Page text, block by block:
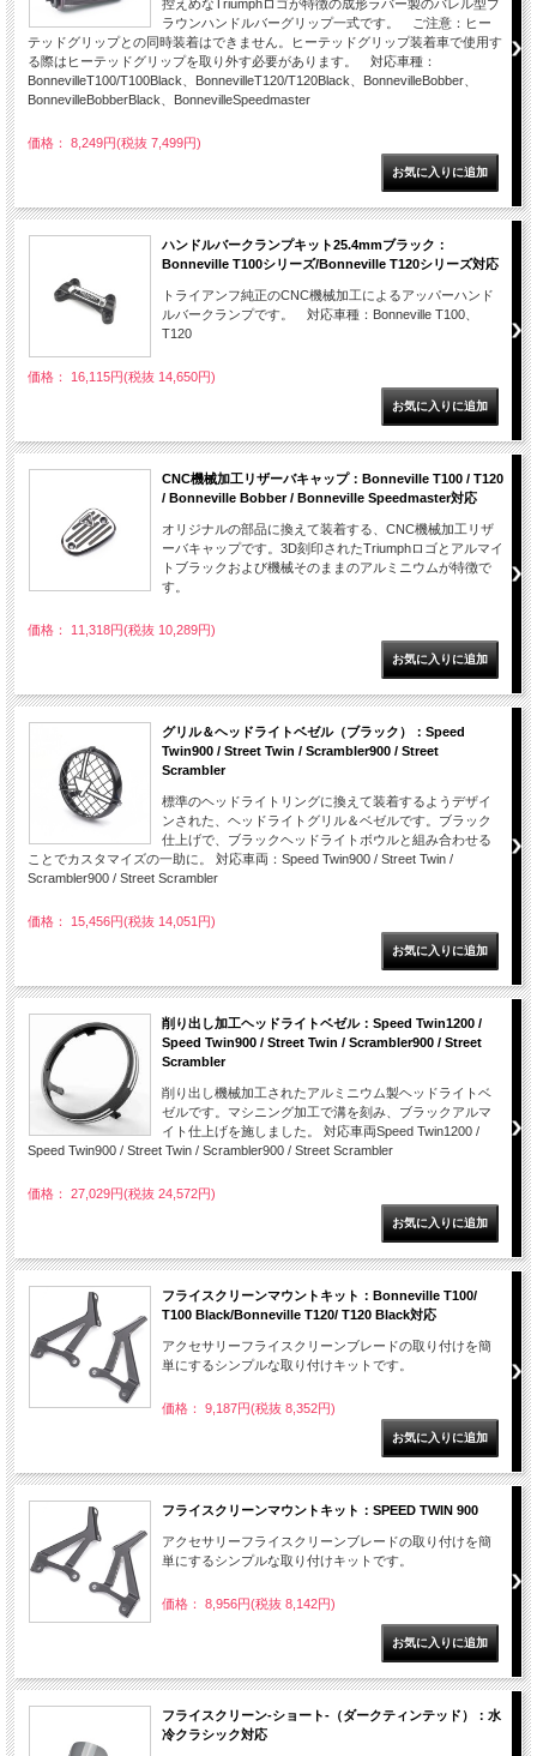
控えめなTriumphロゴが特徴の成形ラバー製のバレル型ブ
ラウンハンドルバーグリップ一式です。 ご注意：ヒー
テッドグリップとの同時装着はできません。ヒーテッドグリップ装着車で使用す
る際はヒーテッドグリップを取り外す必要があります。 対応車種：
BonnevilleT100/T100Black、BonnevilleT120/T120Black、BonnevilleBobber、
BonnevilleBobberBlack、BonnevilleSpeedmaster
価格： 8,249円(税抜 7,499円)
ハンドルバークランプキット25.4mmブラック：
Bonneville T100シリーズ/Bonneville T120シリーズ対応
トライアンフ純正のCNC機械加工によるアッパーハンド
ルバークランプです。 対応車種：Bonneville T100、
T120
価格： 16,115円(税抜 14,650円)
CNC機械加工リザーバキャップ：Bonneville T100 / T120
/ Bonneville Bobber / Bonneville Speedmaster対応
オリジナルの部品に換えて装着する、CNC機械加工リザ
ーバキャップです。3D刻印されたTriumphロゴとアルマイ
トブラックおよび機械そのままのアルミニウムが特徴で
す。
価格： 11,318円(税抜 10,289円)
グリル＆ヘッドライトベゼル（ブラック）：Speed
Twin900 / Street Twin / Scrambler900 / Street
Scrambler
標準のヘッドライトリングに換えて装着するようデザイ
ンされた、ヘッドライトグリル＆ベゼルです。ブラック
仕上げで、ブラックヘッドライトボウルと組み合わせる
ことでカスタマイズの一助に。 対応車両：Speed Twin900 / Street Twin /
Scrambler900 / Street Scrambler
価格： 15,456円(税抜 14,051円)
削り出し加工ヘッドライトベゼル：Speed Twin1200 /
Speed Twin900 / Street Twin / Scrambler900 / Street
Scrambler
削り出し機械加工されたアルミニウム製ヘッドライトベ
ゼルです。マシニング加工で溝を刻み、ブラックアルマ
イト仕上げを施しました。 対応車両Speed Twin1200 /
Speed Twin900 / Street Twin / Scrambler900 / Street Scrambler
価格： 27,029円(税抜 24,572円)
フライスクリーンマウントキット：Bonneville T100/
T100 Black/Bonneville T120/ T120 Black対応
アクセサリーフライスクリーンブレードの取り付けを簡
単にするシンプルな取り付けキットです。
価格： 9,187円(税抜 8,352円)
フライスクリーンマウントキット：SPEED TWIN 900
アクセサリーフライスクリーンブレードの取り付けを簡
単にするシンプルな取り付けキットです。
価格： 8,956円(税抜 8,142円)
フライスクリーン-ショート-（ダークティンテッド）：水
冷クラシック対応